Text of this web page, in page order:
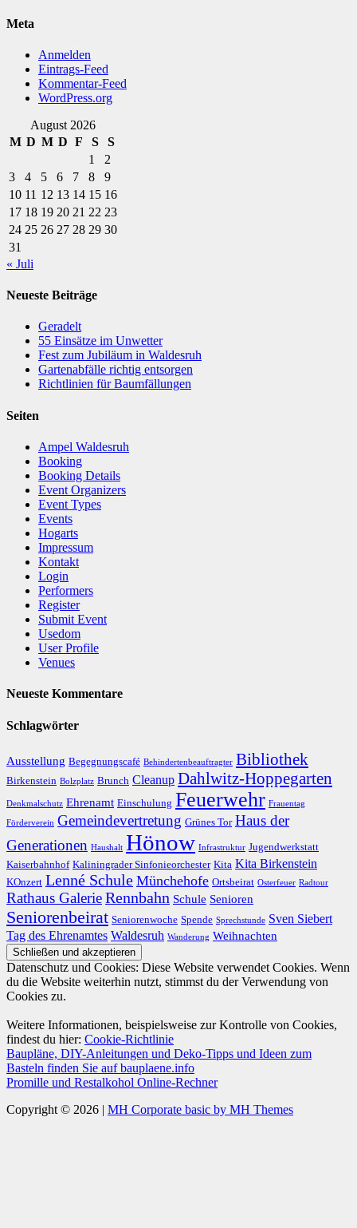
Meta
Anmelden
Eintrags-Feed
Kommentar-Feed
WordPress.org
August 2026
M D M D F S
S
1
2
3
4 5 6 7 8
9
10 11 12 13 14 15 16
17 18 19 20 21 22 23
24 25 26 27 28 29 30
31
« Juli
Neueste Beiträge
Geradelt
​55 Einsätze im Unwetter
Fest zum Jubiläum in Waldesruh
Gartenabfälle richtig entsorgen
Richtlinien für Baumfällungen
Seiten
Ampel Waldesruh
Booking
Booking Details
Event Organizers
Event Types
Events
Hogarts
Impressum
Kontakt
Login
Performers
Register
Submit Event
Usedom
User Profile
Venues
Neueste Kommentare
Schlagwörter
Ausstellung Begegnungscafé Behindertenbeauftragter Bibliothek
Birkenstein Bolzplatz Brunch Cleanup Dahlwitz-Hoppegarten
Denkmalschutz Ehrenamt Einschulung Feuerwehr Frauentag
Förderverein Gemeindevertretung Grünes Tor Haus der
Generationen Haushalt Hönow Infrastruktur Jugendwerkstatt
Kaiserbahnhof Kaliningrader Sinfonieorchester Kita Kita Birkenstein
KOnzert Lenné Schule Münchehofe Ortsbeirat Osterfeuer Radtour
Rathaus GalerieRennbahn Schule Senioren
Seniorenbeirat Seniorenwoche Spende Sprechstunde Sven Siebert
Tag des Ehrenamtes Waldesruh Wanderung Weihnachten
Datenschutz und Cookies: Diese Website verwendet Cookies. Wenn
du die Website weiterhin nutzt, stimmst du der Verwendung von
Cookies zu.
Weitere Informationen, beispielsweise zur Kontrolle von Cookies,
findest du hier: Cookie-Richtlinie
Baupläne, DIY-Anleitungen und Deko-Tipps und Ideen zum
Basteln finden Sie auf bauplaene.info
Promille und Restalkohol Online-Rechner
Copyright © 2026 | MH Corporate basic by MH Themes